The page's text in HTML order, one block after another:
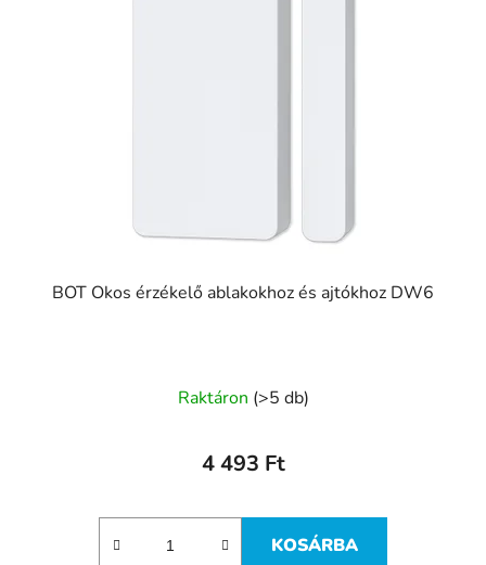
BOT Okos érzékelő ablakokhoz és ajtókhoz DW6
Raktáron (>5 db)
4 493 Ft
KOSÁRBA